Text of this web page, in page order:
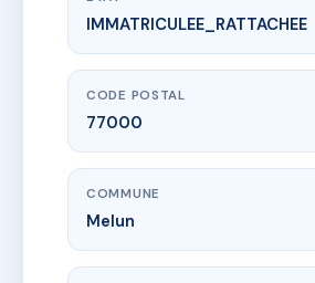
www.vme.plus/AE2557601
SDC 22 THIERS
22 av thiers
IMMATRICULEE_RATTACHEE
CODE POSTAL
77000
COMMUNE
Melun